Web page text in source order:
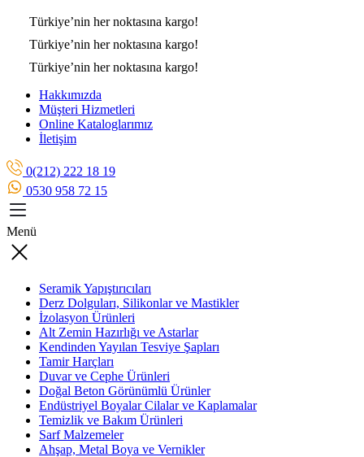
Türkiye’nin her noktasına kargo!
Türkiye’nin her noktasına kargo!
Türkiye’nin her noktasına kargo!
Hakkımızda
Müşteri Hizmetleri
Online Kataloglarımız
İletişim
0(212) 222 18 19
0530 958 72 15
Menü
Seramik Yapıştırıcıları
Derz Dolguları, Silikonlar ve Mastikler
İzolasyon Ürünleri
Alt Zemin Hazırlığı ve Astarlar
Kendinden Yayılan Tesviye Şapları
Tamir Harçları
Duvar ve Cephe Ürünleri
Doğal Beton Görünümlü Ürünler
Endüstriyel Boyalar Cilalar ve Kaplamalar
Temizlik ve Bakım Ürünleri
Sarf Malzemeler
Ahşap, Metal Boya ve Vernikler